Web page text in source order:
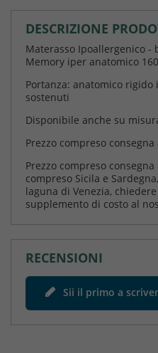
DESCRIZIONE
Materasso Ipoallergenico -
Memory iper anatomico
Portanza: anatomico
sostenuti
Disponibile anche su
Prezzo compreso
Prezzo compreso
compreso Sicila e
laguna di Venezia,
supplemento di costo al
RECENSIONI
Sii il primo a